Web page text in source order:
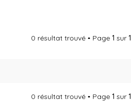
0 résultat trouvé • Page1 sur1
0 résultat trouvé • Page1 sur1